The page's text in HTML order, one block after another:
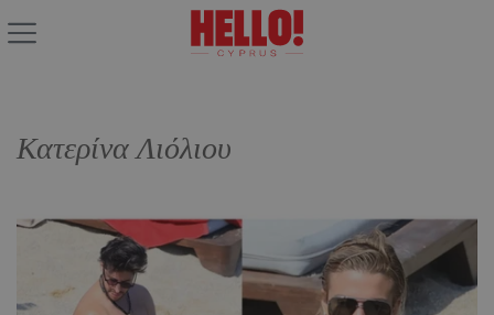
Κατερίνα Λιόλιου